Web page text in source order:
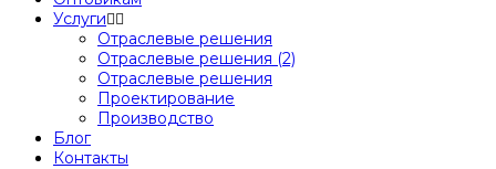
Услуги
Отраслевые решения
Отраслевые решения (2)
Отраслевые решения
Проектирование
Производство
Блог
Контакты